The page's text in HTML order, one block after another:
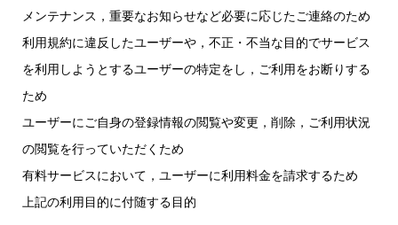
メンテナンス，重要なお知らせなど必要に応じたご連絡のため
利用規約に違反したユーザーや，不正・不当な目的でサービス
を利用しようとするユーザーの特定をし，ご利用をお断りする
ため
ユーザーにご自身の登録情報の閲覧や変更，削除，ご利用状況
の閲覧を行っていただくため
有料サービスにおいて，ユーザーに利用料金を請求するため
上記の利用目的に付随する目的